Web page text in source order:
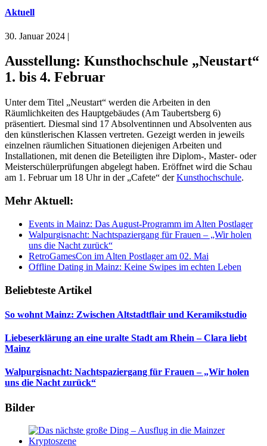
Aktuell
30. Januar 2024 |
Ausstellung: Kunsthochschule „Neustart“
1. bis 4. Februar
Unter dem Titel „Neustart“ werden die Arbeiten in den
Räumlichkeiten des Hauptgebäudes (Am Taubertsberg 6)
präsentiert. Diesmal sind 17 Absolventinnen und Absolventen aus
den künstlerischen Klassen vertreten. Gezeigt werden in jeweils
einzelnen räumlichen Situationen diejenigen Arbeiten und
Installationen, mit denen die Beteiligten ihre Diplom-, Master- oder
Meisterschülerprüfungen abgelegt haben. Eröffnet wird die Schau
am 1. Februar um 18 Uhr in der „Cafete“ derKunsthochschule.
Mehr Aktuell:
Events in Mainz: Das August-Programm im Alten Postlager
Walpurgisnacht: Nachtspaziergang für Frauen – „Wir holen
uns die Nacht zurück“
RetroGamesCon im Alten Postlager am 02. Mai
Offline Dating in Mainz: Keine Swipes im echten Leben
Beliebteste Artikel
So wohnt Mainz: Zwischen Altstadtflair und Keramikstudio
Liebeserklärung an eine uralte Stadt am Rhein – Clara liebt
Mainz
Walpurgisnacht: Nachtspaziergang für Frauen – „Wir holen
uns die Nacht zurück“
Bilder